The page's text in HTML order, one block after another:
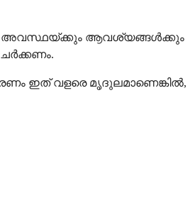
അവസ്ഥയ്ക്കും ആവശ്യങ്ങൾക്കും
ഇത് വളരെ മൃദുലമാണെങ്കിൽ,